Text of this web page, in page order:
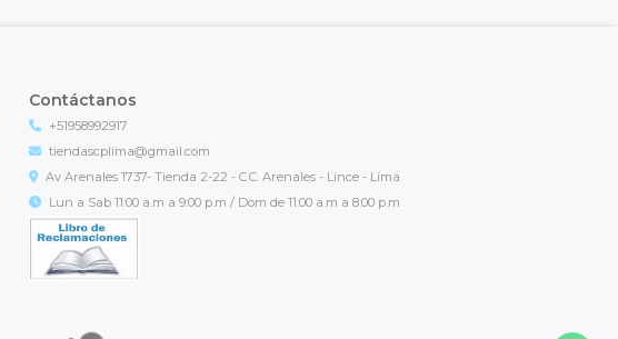
Contáctanos
+51958992917
tiendascplima@gmail.com
Av Arenales 1737- Tienda 2-22 - C.C. Arenales - Lince - Lima
Lun a Sab 11:00 a.m a 9:00 p.m / Dom de 11:00 a.m a 8:00 p.m